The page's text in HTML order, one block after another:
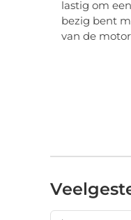
lastig om
bezig bent
van de